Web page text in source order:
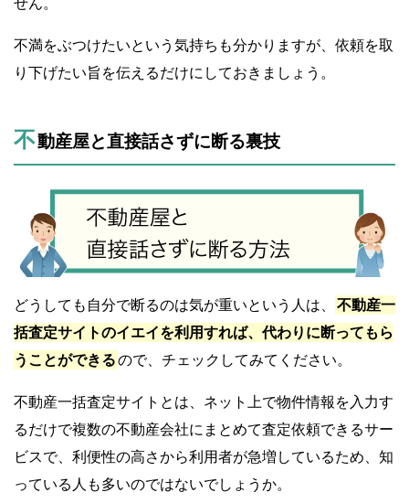
せん。
不満をぶつけたいという気持ちも分かりますが、依頼を取
り下げたい旨を伝えるだけにしておきましょう。
不動産屋と直接話さずに断る裏技
どうしても自分で断るのは気が重いという人は、
不動産一
括査定サイトのイエイを利用すれば、代わりに断ってもら
うことができるので、チェックしてみてください。
不動産一括査定サイトとは、ネット上で物件情報を入力す
るだけで複数の不動産会社にまとめて査定依頼できるサー
ビスで、利便性の高さから利用者が急増しているため、知
っている人も多いのではないでしょうか。